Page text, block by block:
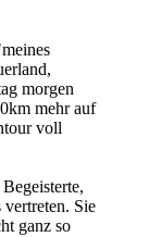
morgen
mehr auf
voll
Sie
ganz so